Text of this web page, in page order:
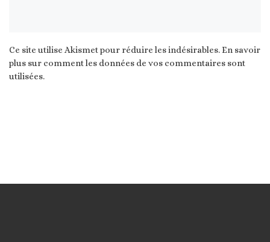
Ce site utilise Akismet pour réduire les indésirables.En savoir
plus sur comment les données de vos commentaires sont
utilisées.